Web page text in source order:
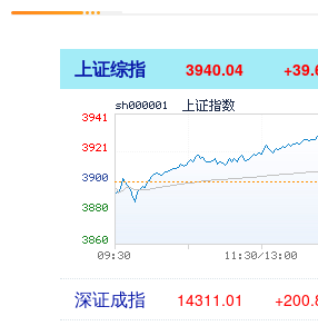
上证综指 3940.04
深证成指 14311.01